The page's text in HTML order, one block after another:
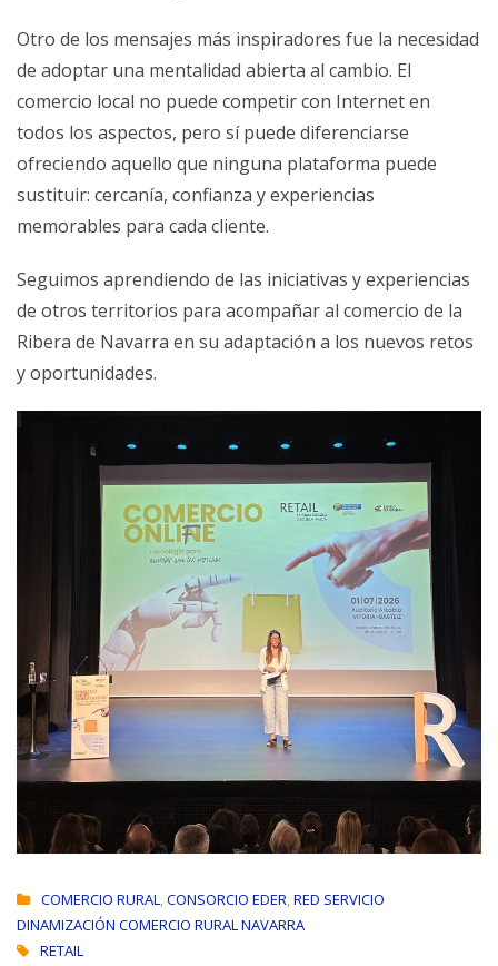
Otro de los mensajes más inspiradores fue la necesidad
de adoptar una mentalidad abierta al cambio. El
comercio local no puede competir con Internet en
todos los aspectos, pero sí puede diferenciarse
ofreciendo aquello que ninguna plataforma puede
sustituir: cercanía, confianza y experiencias
memorables para cada cliente.
Seguimos aprendiendo de las iniciativas y experiencias
de otros territorios para acompañar al comercio de la
Ribera de Navarra en su adaptación a los nuevos retos
y oportunidades.
COMERCIO RURAL,CONSORCIO EDER,RED SERVICIO
DINAMIZACIÓN COMERCIO RURAL NAVARRA
RETAIL